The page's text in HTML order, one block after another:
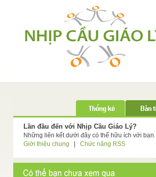
Lần đầu đến với Nhịp Cầu Giáo Lý?
Những liên kết dưới đây có thể hữu ích với bạn.
Giới thiệu chung
Chức năng RSS